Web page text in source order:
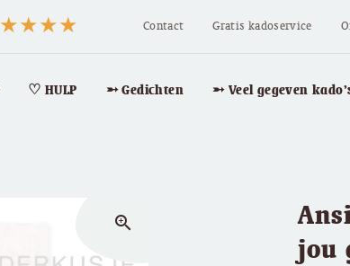
Contact Gratis kadoservice
♡ HULP ➵ Gedichten ➵ Veel gegeven
zoom_in
jou